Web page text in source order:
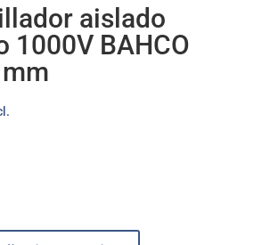
aislado
1000V BAHCO